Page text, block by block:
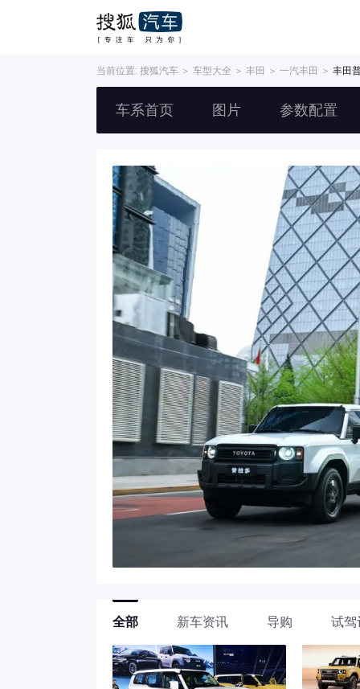
当前位置: 搜狐汽车 ＞ 车型大全 ＞ 丰田 ＞ 一汽丰田 ＞ 丰田
车系首页 图片 参数配置
全部 新车资讯 导购 试驾